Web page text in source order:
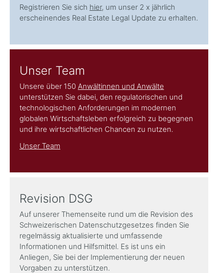
Registrieren Sie sich hier, um unser 2 x jährlich
erscheinendes Real Estate Legal Update zu erhalten.
Unser Team
Unsere über 150 Anwältinnen und Anwälte
unterstützen Sie dabei, den regulatorischen und
technologischen Anforderungen im modernen
globalen Wirtschaftsleben erfolgreich zu begegnen
und ihre wirtschaftlichen Chancen zu nutzen.
Unser Team
Revision DSG
Auf unserer Themenseite rund um die Revision des
Schweizerischen Datenschutzgesetzes finden Sie
regelmässig aktualisierte und umfassende
Informationen und Hilfsmittel. Es ist uns ein
Anliegen, Sie bei der Implementierung der neuen
Vorgaben zu unterstützen.